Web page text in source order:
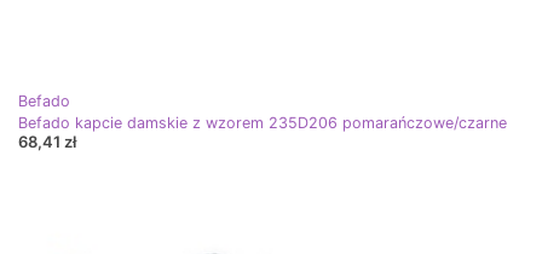
Befado
Befado kapcie damskie z wzorem 235D206 pomarańczowe/czarne
68,41 zł